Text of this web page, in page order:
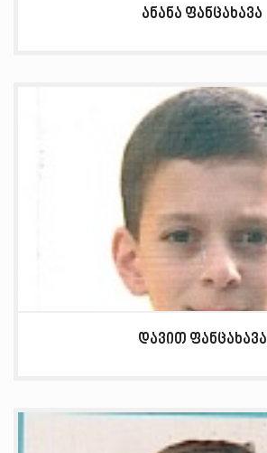
ანანა ფანცახავა
დავით ფანცახავა